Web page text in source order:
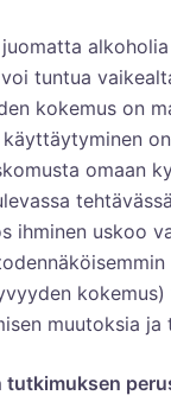
tuntua
kokemus on
omaan
ihminen uskoo
muutoksia